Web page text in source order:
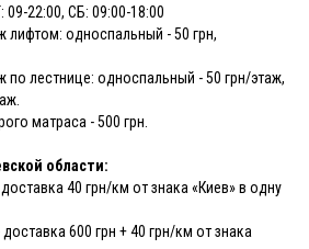
22:00, СБ: 09:00-18:00
лифтом: односпальный - 50 грн,
по лестнице: односпальный - 50 грн/этаж,
матраса - 500 грн.
области:
40 грн/км от знака «Киев» в одну
600 грн + 40 грн/км от знака